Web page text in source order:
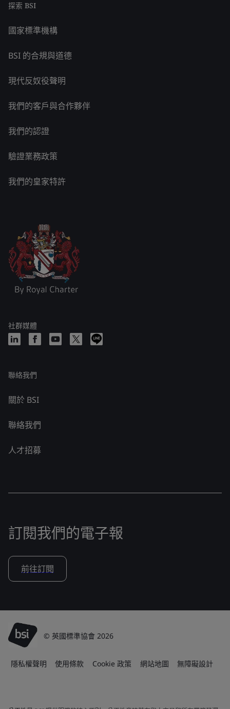
探索 BSI
國家標準機構
BSI 的合規與道德
現代反奴役聲明
我們的客戶與合作夥伴
我們的認證
驗證業務政策
我們的皇家特許
社群媒體
聯絡我們
關於 BSI
聯絡我們
人才招募
訂閱我們的電子報
前往訂閱
© 英國標準協會 2026
隱私權聲明 使用條款 Cookie 政策 網站地圖 無障礙設計